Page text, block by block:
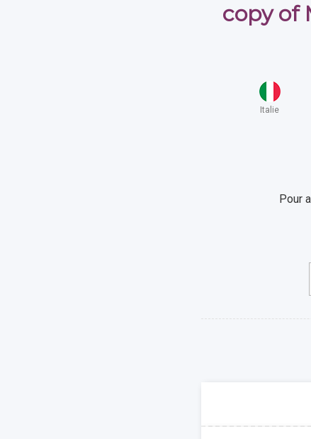
copy of
Italie
Pour